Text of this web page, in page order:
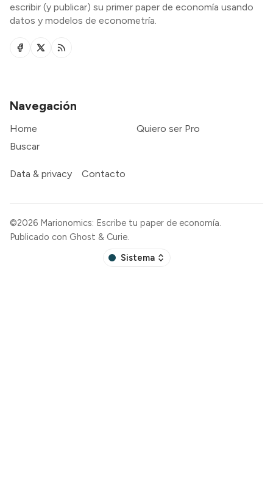
escribir (y publicar) su primer paper de economía usando
datos y modelos de econometría.
Navegación
Home
Quiero ser Pro
Buscar
Data & privacy Contacto
©2026 Marionomics: Escribe tu paper de economía.
Publicado con Ghost & Curie.